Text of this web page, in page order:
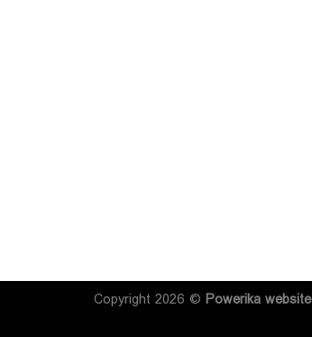
Copyright 2026 © Powerikawebsite